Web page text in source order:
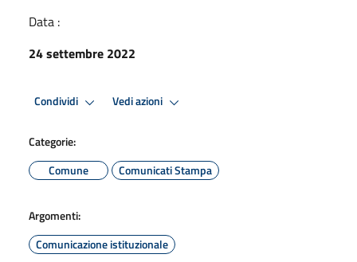
Data :
24 settembre 2022
Condividi Vedi azioni
Categorie:
Comune
Comunicati Stampa
Argomenti:
Comunicazione istituzionale